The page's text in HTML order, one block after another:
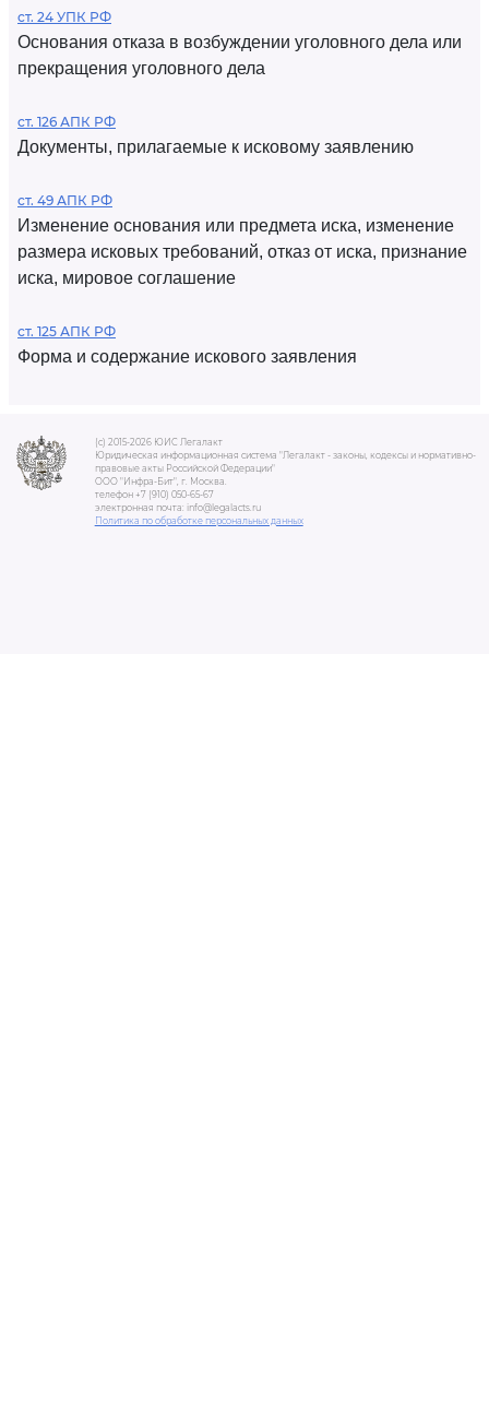
ст. 24 УПК РФ
Основания отказа в возбуждении уголовного дела или
прекращения уголовного дела
ст. 126 АПК РФ
Документы, прилагаемые к исковому заявлению
ст. 49 АПК РФ
Изменение основания или предмета иска, изменение
размера исковых требований, отказ от иска, признание
иска, мировое соглашение
ст. 125 АПК РФ
Форма и содержание искового заявления
(c) 2015-2026 ЮИС Легалакт
Юридическая информационная система "Легалакт - законы, кодексы и нормативно-
правовые акты Российской Федерации"
ООО "Инфра-Бит", г. Москва.
телефон +7 (910) 050-65-67
электронная почта: info@legalacts.ru
Политика по обработке персональных данных